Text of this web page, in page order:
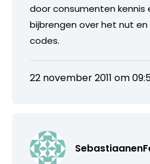
door consumenten kennis
bijbrengen over het nut en
codes.
22 november 2011 om